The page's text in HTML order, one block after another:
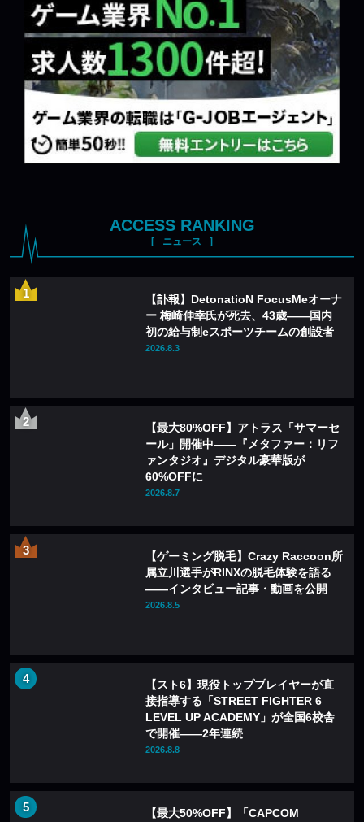
ACCESS RANKING
ニュース
【訃報】DetonatioN FocusMeオーナ
ー 梅崎伸幸氏が死去、43歳——国内
初の給与制eスポーツチームの創設者
2026.8.3
【最大80%OFF】アトラス「サマーセ
ール」開催中——『メタファー：リフ
ァンタジオ』デジタル豪華版が
60%OFFに
2026.8.7
【ゲーミング脱毛】Crazy Raccoon所
属立川選手がRINXの脱毛体験を語る
——インタビュー記事・動画を公開
2026.8.5
【スト6】現役トッププレイヤーが直
接指導する「STREET FIGHTER 6
LEVEL UP ACADEMY」が全国6校舎
で開催——2年連続
2026.8.8
【最大50%OFF】「CAPCOM